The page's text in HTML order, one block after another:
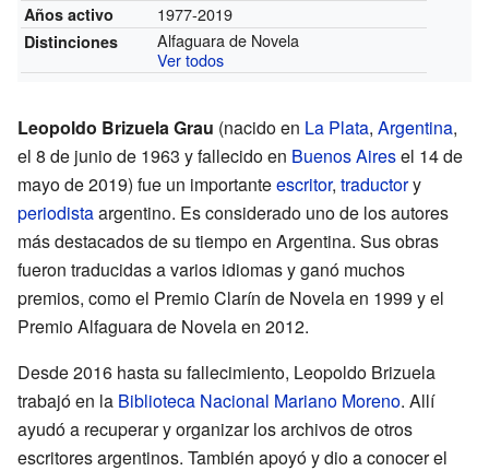
Años activo 1977-2019
Distinciones
Alfaguara de Novela
Ver todos
Leopoldo Brizuela Grau (nacido en La Plata, Argentina,
el 8 de junio de 1963 y fallecido en Buenos Airesel 14 de
mayo de 2019) fue un importanteescritor, traductory
periodistaargentino. Es considerado uno de los autores
más destacados de su tiempo en Argentina. Sus obras
fueron traducidas a varios idiomas y ganó muchos
premios, como el Premio Clarín de Novela en 1999 y el
Premio Alfaguara de Novela en 2012.
Desde 2016 hasta su fallecimiento, Leopoldo Brizuela
trabajó en la Biblioteca Nacional Mariano Moreno. Allí
ayudó a recuperar y organizar los archivos de otros
escritores argentinos. También apoyó y dio a conocer el